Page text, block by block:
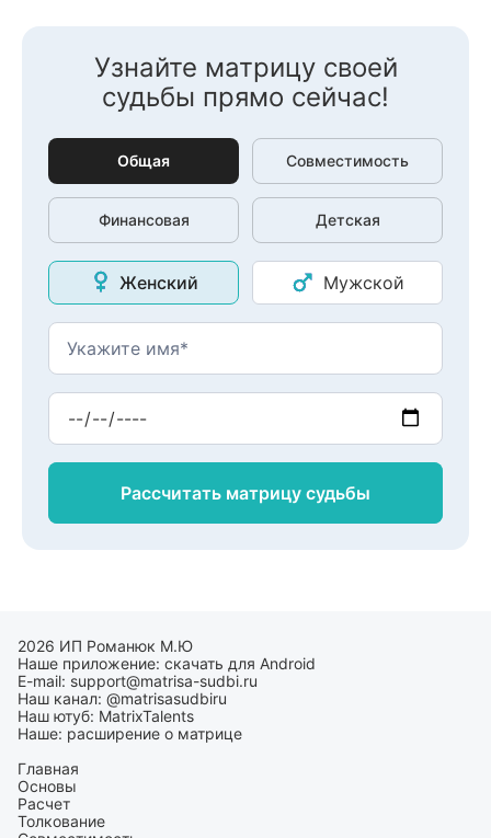
Узнайте матрицу своей
судьбы прямо сейчас!
Общая Совместимость
Финансовая Детская
Женский Мужской
Рассчитать матрицу судьбы
2026 ИП Романюк М.Ю
Наше приложение: скачать для Android
E-mail: support@matrisa-sudbi.ru
Наш канал: @matrisasudbiru
Наш ютуб: MatrixTalents
Наше: расширение о матрице
Главная
Основы
Расчет
Толкование